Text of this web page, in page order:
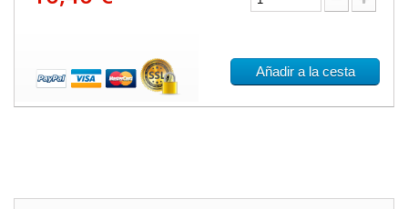
Añadir a la cesta